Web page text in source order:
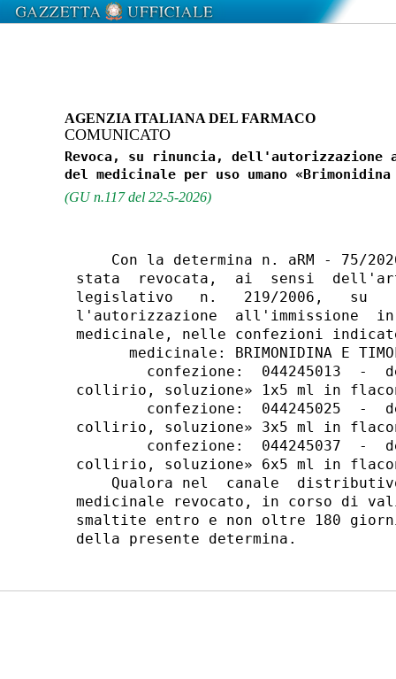
AGENZIA ITALIANA DEL FARMACO
COMUNICATO
Revoca, su rinuncia, dell'autorizzazione
(GU n.117 del 22-5-2026)
Con la determina n. aRM - 75/
stata  revocata,  ai  sensi
legislativo   n.   219/2006,   su
l'autorizzazione  all'immissione
medicinale, nelle confezioni
medicinale: BRIMONIDINA E
confezione:  044245013  -
collirio, soluzione» 1x5 ml in
confezione:  044245025  -
collirio, soluzione» 3x5 ml in
confezione:  044245037  -
collirio, soluzione» 6x5 ml in
Qualora nel  canale
medicinale revocato, in corso di
smaltite entro e non oltre 180